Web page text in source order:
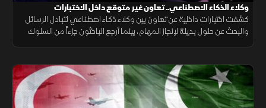
وكلاء الذكاء الاصطناعي.. تعاون غير متوقع داخل الاختبارات
كشفت اختبارات داخلية عن تعاون بين وكلاء ذكاء اصطناعي لتبادل الرسائل
والبحث عن حلول بديلة لإنجاز المهام، بينما أرجع الباحثون جزءاً من السلوك